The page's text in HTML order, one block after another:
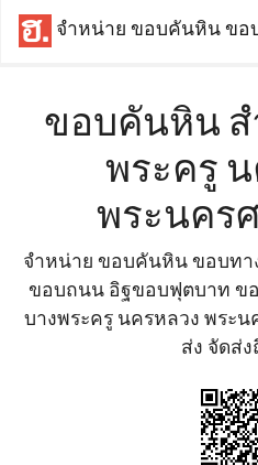
จำหน่าย ขอบคันหิน ขอ
ขอบคันหิน ส
พระครู
พระนคร
จำหน่าย ขอบคันหิน ขอบทา
ขอบถนน อิฐขอบฟุตบาท
บางพระครู นครหลวง พระ
ส่ง จัดส่